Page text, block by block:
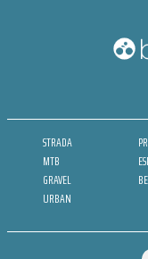
STRADA
MTB
GRAVEL
URBAN